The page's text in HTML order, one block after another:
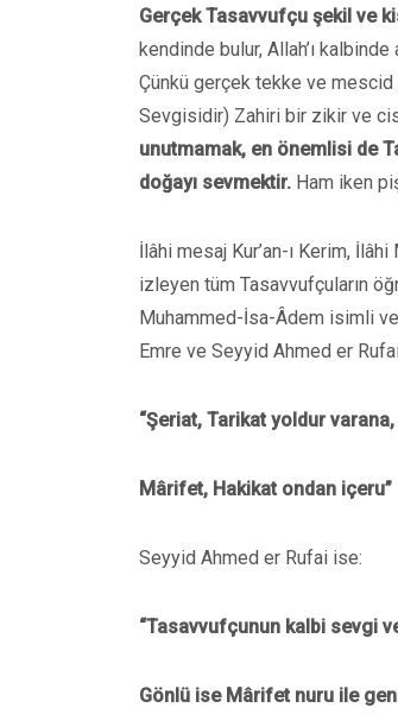
Gerçek Tasavvufçu şekil ve
kendinde bulur, Allah’ı
Çünkü gerçek tekke ve mescid
Sevgisidir) Zahiri bir zikir ve
unutmamak, en önemlisi de
doğayı sevmektir. Ham iken
İlâhi mesaj Kur’an-ı Kerim,
izleyen tüm Tasavvufçuların
Muhammed-İsa-Âdem isimli
Emre ve Seyyid Ahmed er
“Şeriat, Tarikat yoldur varana,
Mârifet, Hakikat ondan içeru”
Seyyid Ahmed er Rufai ise:
“Tasavvufçunun kalbi sevgi
Gönlü ise Mârifet nuru ile